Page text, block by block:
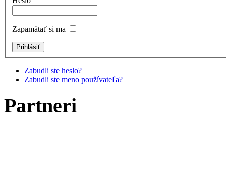
Zapamätať si ma
Zabudli ste heslo?
Zabudli ste meno používateľa?
Partneri